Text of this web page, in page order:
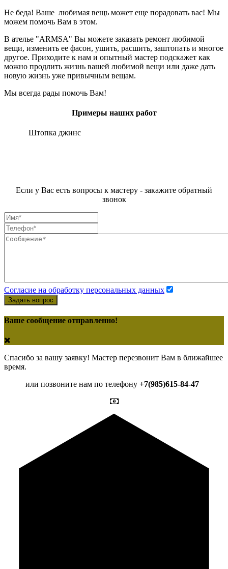
Не беда! Ваше любимая вещь может еще порадовать вас! Мы
можем помочь Вам в этом.
В ателье "ARMSA" Вы можете заказать ремонт любимой
вещи, изменить ее фасон, ушить, расшить, заштопать и многое
другое. Приходите к нам и опытный мастер подскажет как
можно продлить жизнь вашей любимой вещи или даже дать
новую жизнь уже привычным вещам.
Мы всегда рады помочь Вам!
Примеры наших работ
Штопка джинс
Если у Вас есть вопросы к мастеру - закажите обратный
звонок
Согласие на обработку персональных данных
Задать вопрос
Ваше сообщение отправленно!
Спасибо за вашу заявку! Мастер перезвонит Вам в ближайшее
время.
или позвоните нам по телефону +7(985)615-84-47